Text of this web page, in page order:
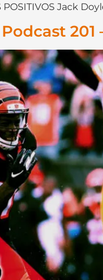
Jack
201